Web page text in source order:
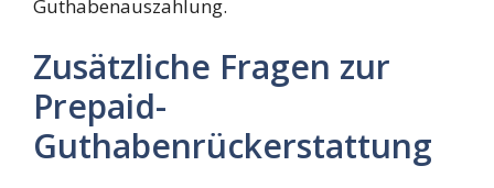
Guthabenauszahlung.
Zusätzliche Fragen zur
Prepaid-
Guthabenrückerstattung